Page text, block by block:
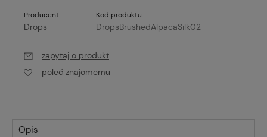
Producent:
Drops
Kod produktu:
DropsBrushedAlpacaSilk02
zapytaj o produkt
poleć znajomemu
Opis